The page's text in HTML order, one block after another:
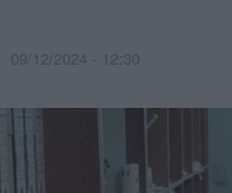
09/12/2024 - 12:30